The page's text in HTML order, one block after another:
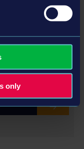
only
- SEASON PASS